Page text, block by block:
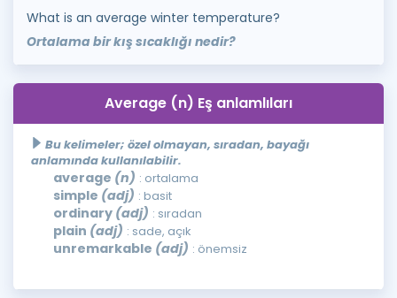
What is an average winter temperature?
Ortalama bir kış sıcaklığı nedir?
Average (n) Eş anlamlıları
Bu kelimeler; özel olmayan, sıradan, bayağı
anlamında kullanılabilir.
average (n) : ortalama
simple (adj) : basit
ordinary (adj) : sıradan
plain (adj) : sade, açık
unremarkable (adj) : önemsiz